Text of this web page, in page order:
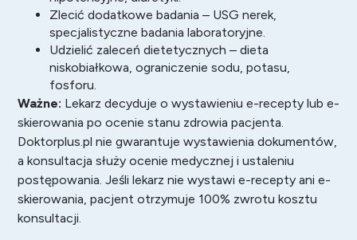
Zlecić dodatkowe badania – USG nerek,
specjalistyczne badania laboratoryjne.
Udzielić zaleceń dietetycznych – dieta
niskobiałkowa, ograniczenie sodu, potasu,
fosforu.
Ważne: Lekarz decyduje o wystawieniu e-recepty lub e-
skierowania po ocenie stanu zdrowia pacjenta.
Doktorplus.pl nie gwarantuje wystawienia dokumentów,
a konsultacja służy ocenie medycznej i ustaleniu
postępowania. Jeśli lekarz nie wystawi e-recepty ani e-
skierowania, pacjent otrzymuje 100% zwrotu kosztu
konsultacji.